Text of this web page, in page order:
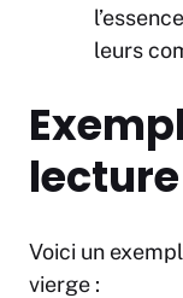
leurs
lecture
Voici un
vierge :